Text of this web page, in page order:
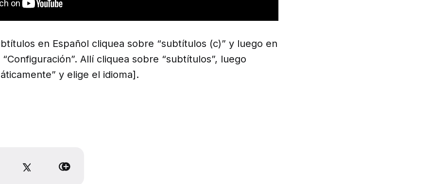
en Español cliquea sobre “subtítulos (c)” y luego en
Allí cliquea sobre “subtítulos”, luego
y elige el idioma].